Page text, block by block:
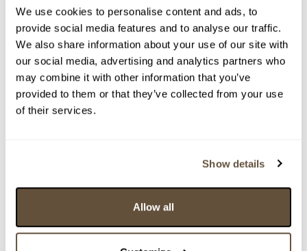
We use cookies to personalise content and ads, to
provide social media features and to analyse our traffic.
We also share information about your use of our site with
our social media, advertising and analytics partners who
may combine it with other information that you’ve
provided to them or that they’ve collected from your use
of their services.
Show details
Allow all
Detail položky
> Zobrazit detail položky a informace o autorovi
..
159582. Rekvizita z filmu Princ Mamánek - Citrín